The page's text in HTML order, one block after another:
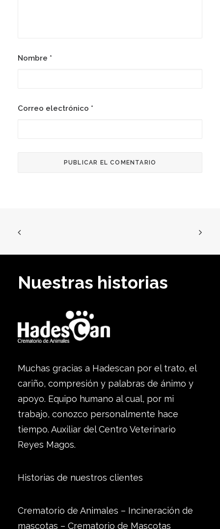
Nombre *
Correo electrónico *
Nuestras historias
Muchas gracias a Hadescan por el trato, el
cariño, compresión y palabras de ánimo y
apoyo. Equipo humano al cual, por mi
trabajo, conozco personalmente hace
tiempo. Auxiliar del Centro Veterinario
Reyes Magos.
Historias de nuestros clientes
Crematorio de Animales – Incineración de
mascotas – Crematorio de Mascotas